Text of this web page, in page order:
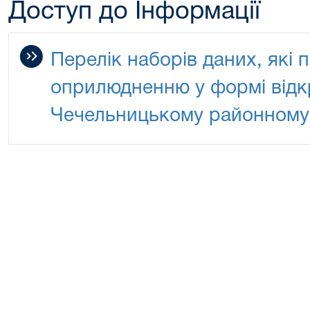
Доступ до Інформації
Перелік наборів даних, які
оприлюдненню у формі
Чечельницькому районному